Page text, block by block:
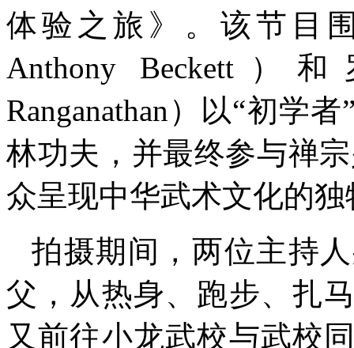
体验之旅》。该节目
Anthony Beckett）和
Ranganathan）以“初学
林功夫，并最终参与禅
众呈现中华武术文化的
拍摄期间，两位主持
父，从热身、跑步、扎
又前往小龙武校与武校